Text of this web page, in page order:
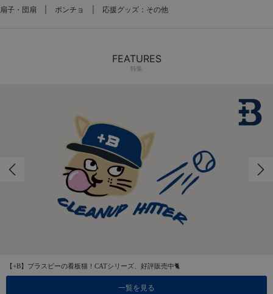
扇子・団扇 ポンチョ 応援グッズ：その他
FEATURES
特集
【+B】プラスビーの看板猫！CATシリーズ、好評販売中🐈
一覧を見る